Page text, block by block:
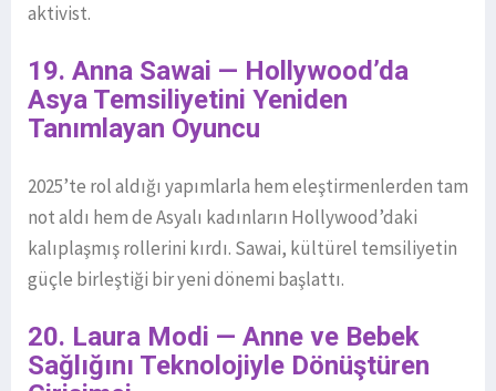
aktivist.
19. Anna Sawai — Hollywood’da
Asya Temsiliyetini Yeniden
Tanımlayan Oyuncu
2025’te rol aldığı yapımlarla hem eleştirmenlerden tam
not aldı hem de Asyalı kadınların Hollywood’daki
kalıplaşmış rollerini kırdı. Sawai, kültürel temsiliyetin
güçle birleştiği bir yeni dönemi başlattı.
20. Laura Modi — Anne ve Bebek
Sağlığını Teknolojiyle Dönüştüren